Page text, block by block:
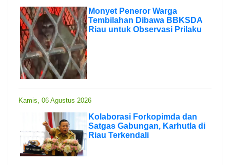
Monyet Peneror Warga
Tembilahan Dibawa BBKSDA
Riau untuk Observasi Prilaku
Kamis, 06 Agustus 2026
Kolaborasi Forkopimda dan
Satgas Gabungan, Karhutla di
Riau Terkendali